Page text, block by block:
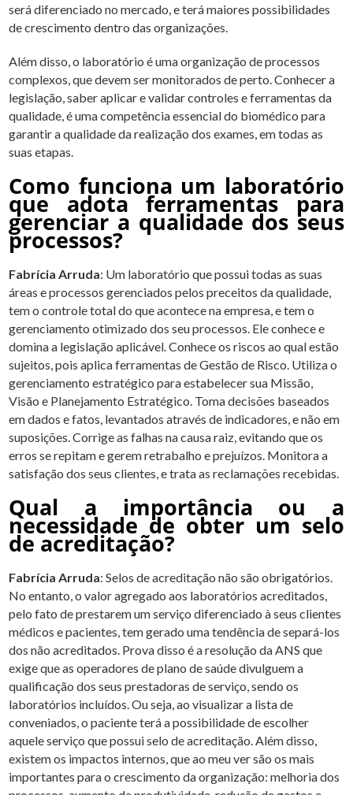
será diferenciado no mercado, e terá maiores possibilidades
de crescimento dentro das organizações.
Além disso, o laboratório é uma organização de processos
complexos, que devem ser monitorados de perto. Conhecer a
legislação, saber aplicar e validar controles e ferramentas da
qualidade, é uma competência essencial do biomédico para
garantir a qualidade da realização dos exames, em todas as
suas etapas.
Como funciona um laboratório
que adota ferramentas para
gerenciar a qualidade dos seus
processos?
Fabrícia Arruda: Um laboratório que possui todas as suas
áreas e processos gerenciados pelos preceitos da qualidade,
tem o controle total do que acontece na empresa, e tem o
gerenciamento otimizado dos seu processos. Ele conhece e
domina a legislação aplicável. Conhece os riscos ao qual estão
sujeitos, pois aplica ferramentas de Gestão de Risco. Utiliza o
gerenciamento estratégico para estabelecer sua Missão,
Visão e Planejamento Estratégico. Toma decisões baseados
em dados e fatos, levantados através de indicadores, e não em
suposições. Corrige as falhas na causa raiz, evitando que os
erros se repitam e gerem retrabalho e prejuízos. Monitora a
satisfação dos seus clientes, e trata as reclamações recebidas.
Qual a importância ou a
necessidade de obter um selo
de acreditação?
Fabrícia Arruda: Selos de acreditação não são obrigatórios.
No entanto, o valor agregado aos laboratórios acreditados,
pelo fato de prestarem um serviço diferenciado à seus clientes
médicos e pacientes, tem gerado uma tendência de separá-los
dos não acreditados. Prova disso é a resolução da ANS que
exige que as operadores de plano de saúde divulguem a
qualificação dos seus prestadoras de serviço, sendo os
laboratórios incluídos. Ou seja, ao visualizar a lista de
conveniados, o paciente terá a possibilidade de escolher
aquele serviço que possui selo de acreditação. Além disso,
existem os impactos internos, que ao meu ver são os mais
importantes para o crescimento da organização: melhoria dos